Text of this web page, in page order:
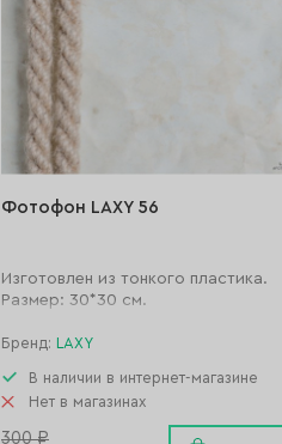
Фотофон LAXY 56
Изготовлен из тонкого пластика.
Размер: 30*30 см.
Бренд: LAXY
В наличии в интернет-магазине
Нет в магазинах
300 ₽